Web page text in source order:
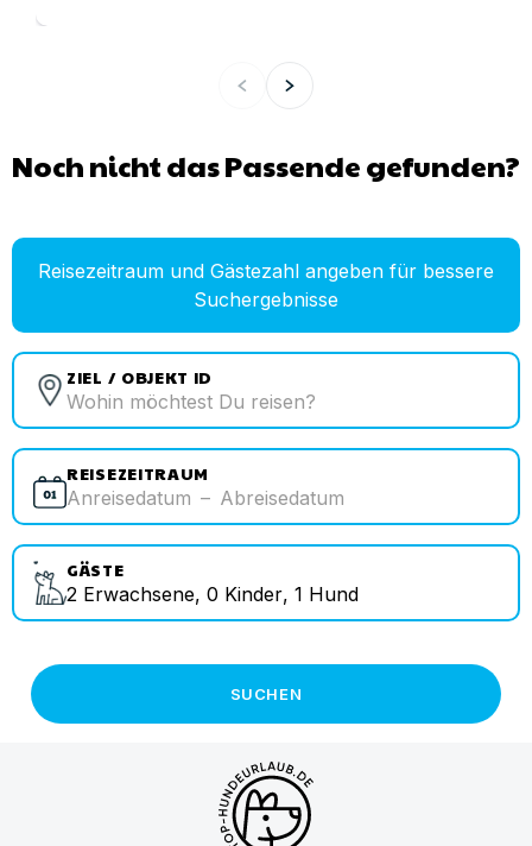
Noch nicht das Passende gefunden?
Reisezeitraum und Gästezahl angeben für bessere
Suchergebnisse
ZIEL / OBJEKT ID
REISEZEITRAUM
Anreisedatum – Abreisedatum
GÄSTE
2 Erwachsene, 0 Kinder, 1 Hund
SUCHEN